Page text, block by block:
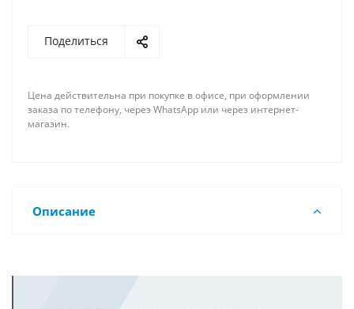
Поделиться
Цена действительна при покупке в офисе, при оформлении
заказа по телефону, через WhatsApp или через интернет-
магазин.
Описание